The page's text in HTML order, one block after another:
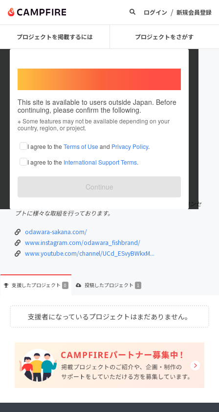
ログイン / 新規会員登録
プロジェクトを掲載するには プロジェクトをさがす
This site is available to users outside Japan. Before
continuing, please confirm the following.
※ Some features may not be available depending on your
country, region, or project.
I agree to the Terms of Use and Privacy Policy.
I agree to the International Support Terms.
Continue
小田原の魚ブランド化・消費拡大
プロジェクトオーナー
これまでに1件のプロジェクトを投稿しています
在住国：日本 現在地：神奈川県
出身地：神奈川県
小田原の魚を「知って」、「買って」、「食べて」もらおう！をコンセ
プトに様々な取組を行っております。
odawara-sakana.com/
www.instagram.com/odawara_fishbrand/
www.youtube.com/channel/UCd_ESvyBWkxM...
支援したプロジェクト 0 投稿したプロジェクト 1
支援者になっているプロジェクトはまだありません。